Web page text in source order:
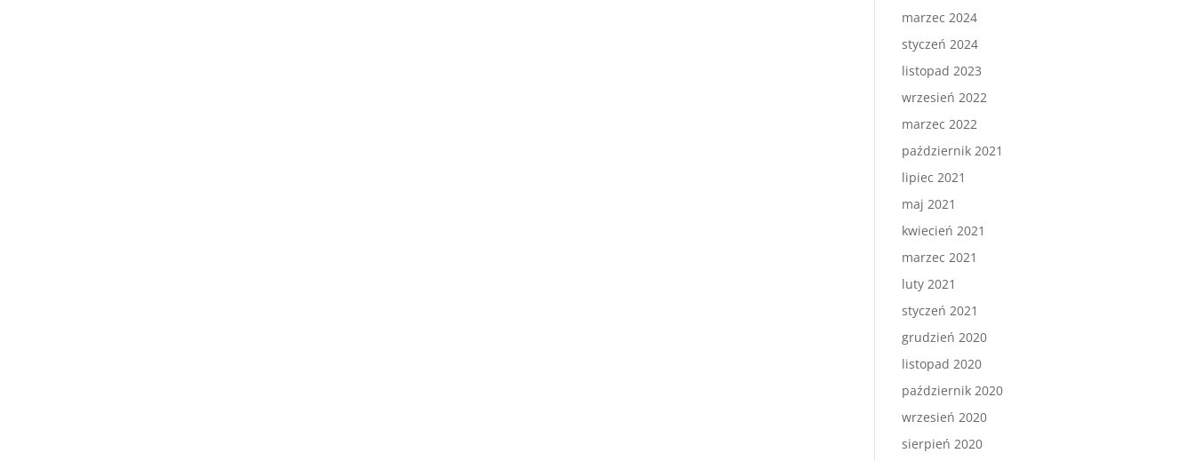
marzec 2024
styczeń 2024
listopad 2023
wrzesień 2022
marzec 2022
październik 2021
lipiec 2021
maj 2021
kwiecień 2021
marzec 2021
luty 2021
styczeń 2021
grudzień 2020
listopad 2020
październik 2020
wrzesień 2020
sierpień 2020